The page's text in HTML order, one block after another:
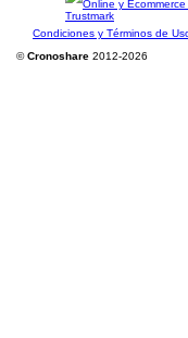
Condiciones y Términos de
©Cronoshare 2012-2026